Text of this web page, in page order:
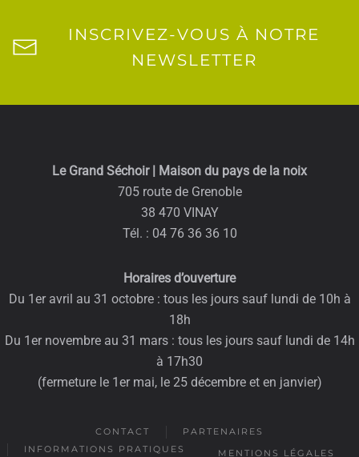
INSCRIVEZ-VOUS À NOTRE
NEWSLETTER
Le Grand Séchoir | Maison du pays de la noix
705 route de Grenoble
38 470 VINAY
Tél. : 04 76 36 36 10
Horaires d’ouverture
Du 1er avril au 31 octobre : tous les jours sauf lundi de 10h à
18h
Du 1er novembre au 31 mars : tous les jours sauf lundi de 14h
à 17h30
(fermeture le 1er mai, le 25 décembre et en janvier)
CONTACT
PARTENAIRES
INFORMATIONS PRATIQUES
MENTIONS LÉGALES